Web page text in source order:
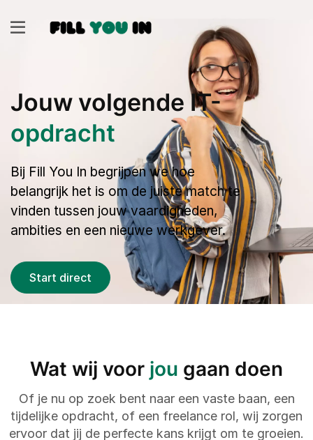
Jouw volgende IT-
opdracht
Bij Fill You In begrijpen we hoe
belangrijk het is om de juiste match te
vinden tussen jouw vaardigheden,
ambities en een nieuwe werkgever.
Start direct
Wat wij voor jou gaan doen
Of je nu op zoek bent naar een vaste baan, een
tijdelijke opdracht, of een freelance rol, wij zorgen
ervoor dat jij de perfecte kans krijgt om te groeien.